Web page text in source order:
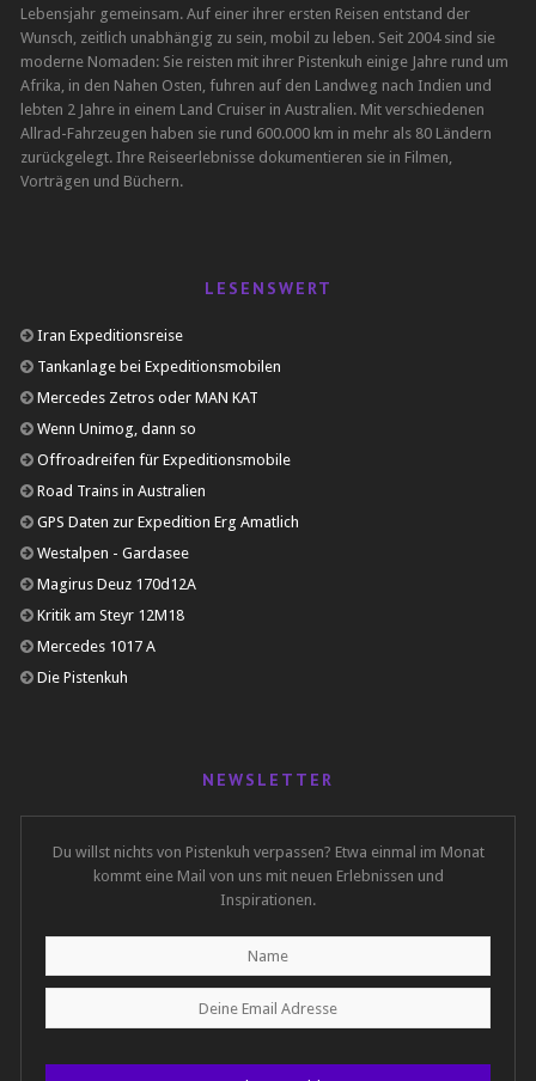
Lebensjahr gemeinsam. Auf einer ihrer ersten Reisen entstand der
Wunsch, zeitlich unabhängig zu sein, mobil zu leben. Seit 2004 sind sie
moderne Nomaden: Sie reisten mit ihrer Pistenkuh einige Jahre rund um
Afrika, in den Nahen Osten, fuhren auf den Landweg nach Indien und
lebten 2 Jahre in einem Land Cruiser in Australien. Mit verschiedenen
Allrad-Fahrzeugen haben sie rund 600.000 km in mehr als 80 Ländern
zurückgelegt. Ihre Reiseerlebnisse dokumentieren sie in Filmen,
Vorträgen und Büchern.
LESENSWERT
Iran Expeditionsreise
Tankanlage bei Expeditionsmobilen
Mercedes Zetros oder MAN KAT
Wenn Unimog, dann so
Offroadreifen für Expeditionsmobile
Road Trains in Australien
GPS Daten zur Expedition Erg Amatlich
Westalpen - Gardasee
Magirus Deuz 170d12A
Kritik am Steyr 12M18
Mercedes 1017 A
Die Pistenkuh
NEWSLETTER
Du willst nichts von Pistenkuh verpassen? Etwa einmal im Monat
kommt eine Mail von uns mit neuen Erlebnissen und
Inspirationen.